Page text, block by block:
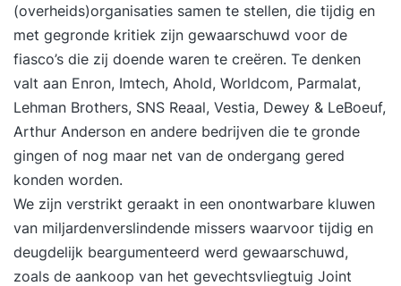
(overheids)organisaties samen te stellen, die tijdig en
met gegronde kritiek zijn gewaarschuwd voor de
fiasco’s die zij doende waren te creëren. Te denken
valt aan Enron, Imtech, Ahold, Worldcom, Parmalat,
Lehman Brothers, SNS Reaal, Vestia, Dewey & LeBoeuf,
Arthur Anderson en andere bedrijven die te gronde
gingen of nog maar net van de ondergang gered
konden worden.
We zijn verstrikt geraakt in een onontwarbare kluwen
van miljardenverslindende missers waarvoor tijdig en
deugdelijk beargumenteerd werd gewaarschuwd,
zoals de aankoop van het gevechtsvliegtuig Joint